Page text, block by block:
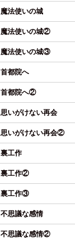
魔法使いの城
魔法使いの城②
魔法使いの城③
首都院へ
首都院へ②
思いがけない再会
思いがけない再会②
裏工作
裏工作②
裏工作③
不思議な感情
不思議な感情②